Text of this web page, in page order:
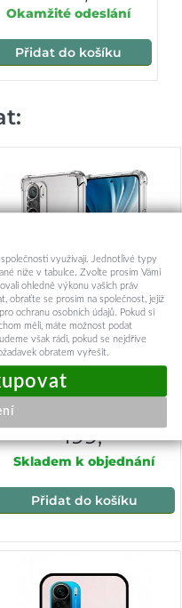
Okamžité odeslání
Přidat do košíku
Techsuit Shockproof
průhledný silikonový obal
průhledný
199,-
Skladem k objednání
Přidat do košíku
využívají. Jednotlivé typy
níže v tabulce. Zvolte prosím Vámi
ohledně výkonu vašich práv
obraťte se prosím na společnost, jejíž
ochranu osobních údajů. Pokud si
měli, máte možnost podat
však rádi, pokud se nejdříve
obratem vyřešit.